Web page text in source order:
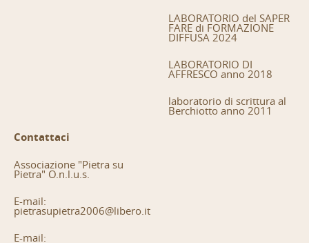
LABORATORIO del SAPER
FARE di FORMAZIONE
DIFFUSA 2024
LABORATORIO DI
AFFRESCO anno 2018
laboratorio di scrittura al
Berchiotto anno 2011
Contattaci
Associazione "Pietra su
Pietra" O.n.l.u.s.
E-mail:
pietrasupietra2006@libero.it
E-mail: